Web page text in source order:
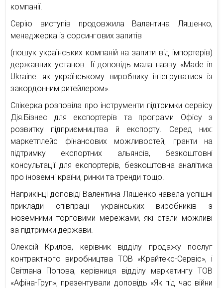
компанії.
Серію виступів продовжила Валентина Ляшенко,
менеджерка із сорсингових запитів
(пошук українських компаній на запити від імпортерів)
державних установ. Її доповідь мала назву «Made in
Ukraine: як українському виробнику інтегруватися із
закордонним ритейлером».
Спікерка розповіла про інструменти підтримки сервісу
Дія.Бізнес для експортерів та програми Офісу з
розвитку підприємництва й експорту. Серед них:
маркетплейс фінансових можливостей, гранти на
підтримку експортних альянсів, безкоштовні
консультації для експортерів, безкоштовна аналітика
про іноземні країни, ринки та тренди тощо.
Наприкінці доповіді Валентина Ляшенко навела успішні
приклади співпраці українських виробників з
іноземними торговими мережами, які стали можливі
за підтримки держави.
Олексій Крилов, керівник відділу продажу послуг
контрактного виробництва ТОВ «Крайтекс-Сервіс», і
Світлана Попова, керівниця відділу маркетингу ТОВ
«Афіна-Груп», презентували доповідь «Як під час війни